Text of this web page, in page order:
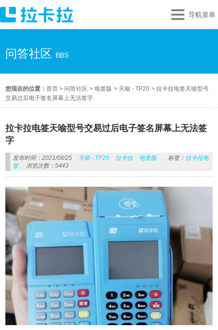
导航菜单
问答社区 BBS
您现在的位置：首页 > 问答社区 > 电签版 > 天喻 - TP20 >拉卡拉电签天喻型号
交易过后电子签名屏幕上无法签字
拉卡拉电签天喻型号交易过后电子签名屏幕上无法签
字
发布时间：2021/08/25 天喻 - TP20 拉卡拉 电签版 标签： 拉卡拉电
签
浏览次数：5443